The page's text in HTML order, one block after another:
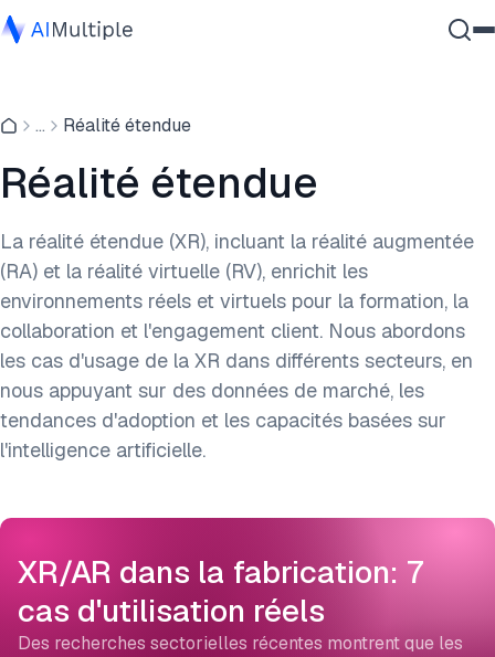
cybersécurité
Données
Logiciel d'entreprise
Contactez-nous
... Réalité étendue
Réalité étendue
La réalité étendue (XR), incluant la réalité augmentée
(RA) et la réalité virtuelle (RV), enrichit les
environnements réels et virtuels pour la formation, la
collaboration et l'engagement client. Nous abordons
les cas d'usage de la XR dans différents secteurs, en
nous appuyant sur des données de marché, les
tendances d'adoption et les capacités basées sur
l'intelligence artificielle.
XR/AR dans la fabrication: 7
cas d'utilisation réels
Des recherches sectorielles récentes montrent que les